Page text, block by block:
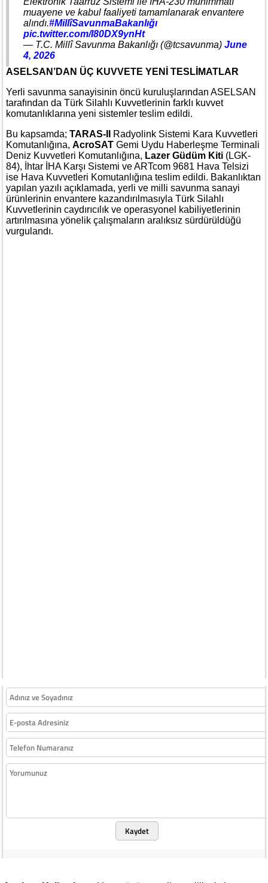
muayene ve kabul faaliyeti tamamlanarak envantere
alındı.#MillîSavunmaBakanlığı
pic.twitter.com/I80DX9ynHt
— T.C. Millî Savunma Bakanlığı (@tcsavunma) June
4, 2026
ASELSAN’DAN ÜÇ KUVVETE YENİ TESLİMATLAR
Yerli savunma sanayisinin öncü kuruluşlarından ASELSAN
tarafından da Türk Silahlı Kuvvetlerinin farklı kuvvet
komutanlıklarına yeni sistemler teslim edildi.
Bu kapsamda; TARAS-II
Radyolink Sistemi Kara Kuvvetleri
Komutanlığına, AcroSAT Gemi Uydu Haberleşme Terminali
Deniz Kuvvetleri Komutanlığına, Lazer Güdüm Kiti (LGK-
84), İhtar İHA Karşı Sistemi ve ARTcom 9681 Hava Telsizi
ise Hava Kuvvetleri Komutanlığına teslim edildi. Bakanlıktan
yapılan yazılı açıklamada, yerli ve milli savunma sanayi
ürünlerinin envantere kazandırılmasıyla Türk Silahlı
Kuvvetlerinin caydırıcılık ve operasyonel kabiliyetlerinin
artırılmasına yönelik çalışmaların aralıksız sürdürüldüğü
vurgulandı.
Kaydet